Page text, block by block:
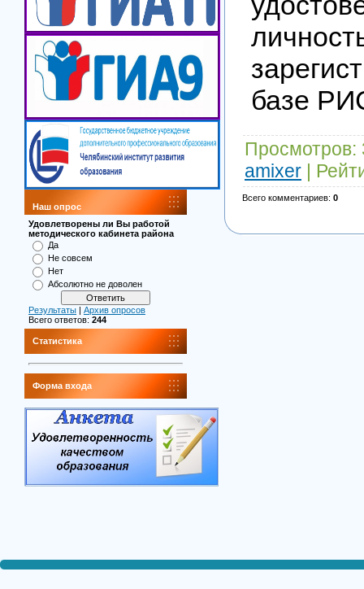
Наш опрос
Удовлетворены ли Вы работой
методического кабинета района
Да
Не совсем
Нет
Абсолютно не доволен
Результаты
Архив опросов
Всего ответов: 244
Статистика
Форма входа
базе
Просмотров:
amixer |
Всего комментариев: 0